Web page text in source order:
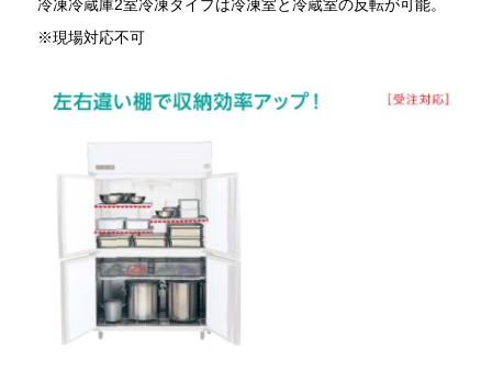
冷凍冷蔵庫2室冷凍タイプは冷凍室と冷蔵室の反転が可能。
※現場対応不可